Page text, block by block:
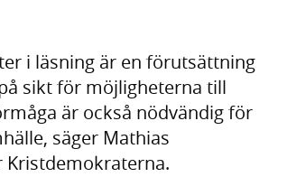
i läsning är en förutsättning
sikt för möjligheterna till
är också nödvändig för
säger Mathias